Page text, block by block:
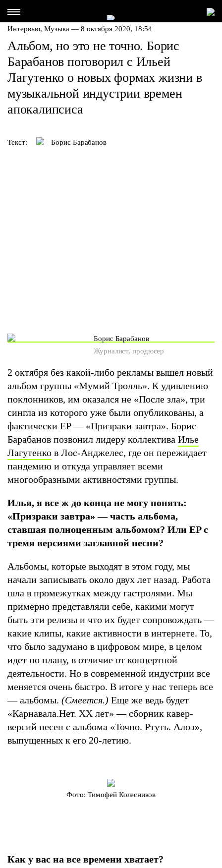
Интервью, Музыка — 8 октября 2020, 18:54
Альбом, но это не точно. Борис
Барабанов поговорил с Ильей
Лагутенко о новых формах жизни в
музыкальной индустрии времен
апокалипсиса
Текст: Борис Барабанов
Борис Барабанов
Журналист, продюсер
2 октября без какой-либо рекламы вышел новый
альбом группы «Мумий Тролль». К удивлению
поклонников, им оказался не «После зла», три
сингла из которого уже были опубликованы, а
фактически EP — «Призраки завтра». Борис
Барабанов позвонил лидеру коллектива Илье
Лагутенко в Лос-Анджелес, где он пережидает
пандемию и откуда управляет всеми
многообразными активностями группы.
Илья, я все ж до конца не могу понять:
«Призраки завтра» — часть альбома,
ставшая полноценным альбомом? Или EP с
тремя версиями заглавной песни?
Альбомы, которые выходят в этом году, мы
начали записывать около двух лет назад. Работа
шла в промежутках между гастролями. Мы
примерно представляли себе, какими могут
быть эти релизы и что их будет сопровождать —
какие клипы, какие активности в интернете. То,
что было задумано в цифровом мире, в целом
идет по плану, в отличие от концертной
деятельности. Но в современной индустрии все
меняется очень быстро. В итоге у нас теперь все
— альбомы. (Смеется.) Еще же ведь будет
«Карнавала.Нет. XX лет» — сборник кавер-
версий песен с альбома «Точно. Ртуть. Алоэ»,
выпущенных к его 20-летию.
Фото: Тимофей Колесников
Как у вас на все времени хватает?